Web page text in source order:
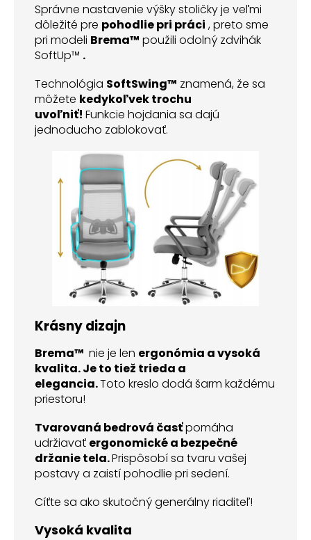
Správne nastavenie výšky stoličky je veľmi
dôležité pre pohodlie pri práci , preto sme
pri modeli Brema™ použili odolný zdvihák
SoftUp™ .
Technológia SoftSwing™ znamená, že sa
môžete kedykoľvek trochu
uvoľniť! Funkcie hojdania sa dajú
jednoducho zablokovať.
Krásny dizajn
Brema™ nie je len ergonómia a vysoká
kvalita. Je to tiež trieda a
elegancia.Toto kreslo dodá šarm každému
priestoru!
Tvarovaná bedrová časťpomáha
udržiavať ergonomické a bezpečné
držanie tela.Prispôsobí sa tvaru vašej
postavy a zaistí pohodlie pri sedení.
Cíťte sa ako skutočný generálny riaditeľ!
Vysoká kvalita